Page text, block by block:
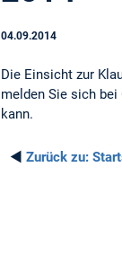
04.09.2014
Die Einsicht zur
melden Sie sich
kann.
◄ Zurück zu: